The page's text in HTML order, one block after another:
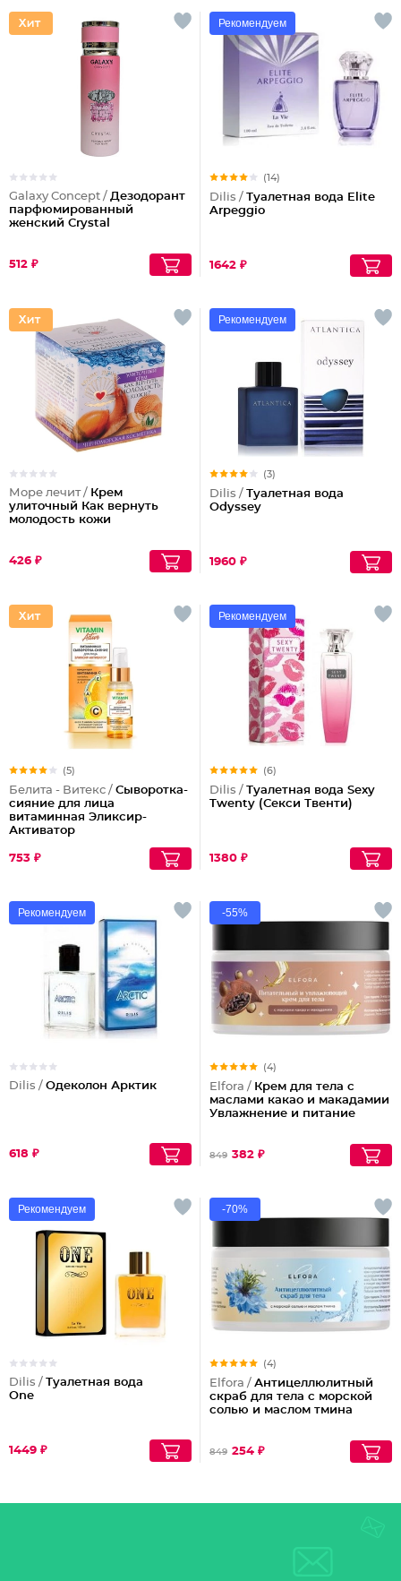
Galaxy Concept / Дезодорант
парфюмированный
женский Crystal
512 ₽
Рекомендуем
(14)
Dilis / Туалетная вода Elite
Arpeggio
1642 ₽
Море лечит / Крем
улиточный Как вернуть
молодость кожи
426 ₽
Рекомендуем
(3)
Dilis / Туалетная вода
Odyssey
1960 ₽
(5)
Белита - Витекс / Сыворотка-
сияние для лица
витаминная Эликсир-
Активатор
753 ₽
Рекомендуем
(6)
Dilis / Туалетная вода Sexy
Twenty (Секси Твенти)
1380 ₽
Рекомендуем
Dilis / Одеколон Арктик
618 ₽
-55%
(4)
Elfora / Крем для тела с
маслами какао и макадамии
Увлажнение и питание
849 382 ₽
Рекомендуем
Dilis / Туалетная вода
One
1449 ₽
-70%
(4)
Elfora / Антицеллюлитный
скраб для тела с морской
солью и маслом тмина
849 254 ₽